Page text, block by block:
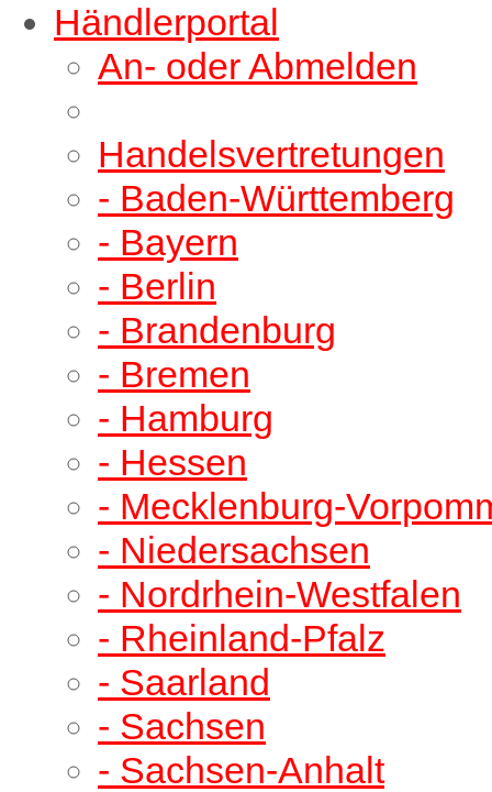
Händlerportal
An- oder Abmelden
Handelsvertretungen
- Baden-Württemberg
- Bayern
- Berlin
- Brandenburg
- Bremen
- Hamburg
- Hessen
- Mecklenburg-
- Niedersachsen
- Nordrhein-Westfalen
- Rheinland-Pfalz
- Saarland
- Sachsen
- Sachsen-Anhalt